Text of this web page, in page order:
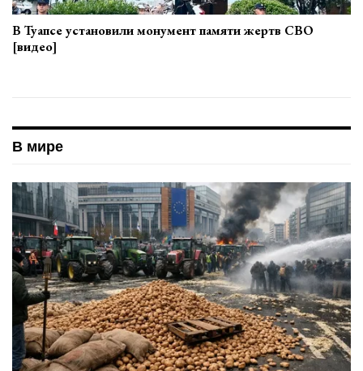
В Туапсе установили монумент памяти жертв СВО
[видео]
В мире